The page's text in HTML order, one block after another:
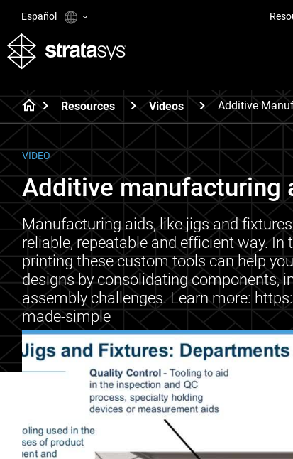
Español
Resources Videos Additive
VIDEO
Additive manufacturing
Manufacturing aids, like jigs and
reliable, repeatable and efficient way.
printing these custom tools can help
designs by consolidating components,
assembly challenges. Learn more:
made-simple